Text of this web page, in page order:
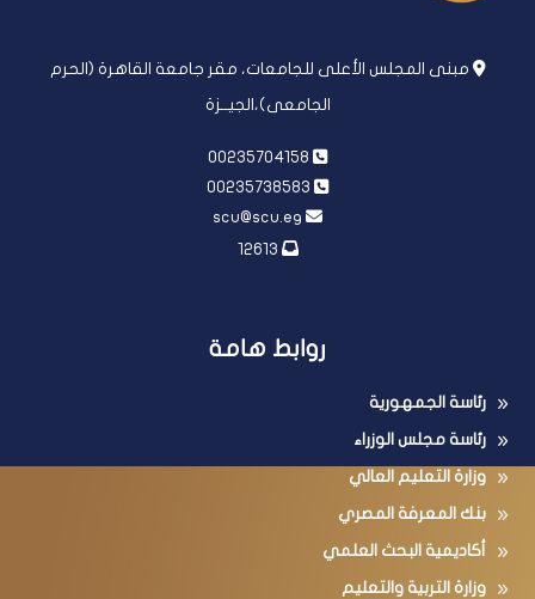
مبنى المجلس الأعلى للجامعات، مقر جامعة القاهرة (الحرم
الجامعى)،الجيــزة
روابط هامة
رئاسة الجمهورية
رئاسة مجلس الوزراء
وزارة التعليم العالي
بنك المعرفة المصري
أكاديمية البحث العلمي
وزارة التربية والتعليم